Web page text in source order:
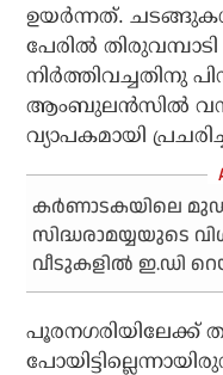
ഉയർന്നത്.
പേരിൽ
നിർത്തിവച്ചതിനു
ആംബുലൻസിൽ
വ്യാപകമായി
കര്‍ണാടകയിലെ
സിദ്ധരാമയ്യയുടെ
വീടുകളില്‍ ഇ.ഡി